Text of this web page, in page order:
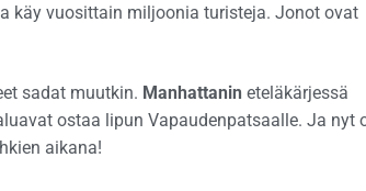
käy vuosittain miljoonia turisteja. Jonot ovat
sadat muutkin. Manhattanin eteläkärjessä
ostaa lipun Vapaudenpatsaalle. Ja nyt
aikana!